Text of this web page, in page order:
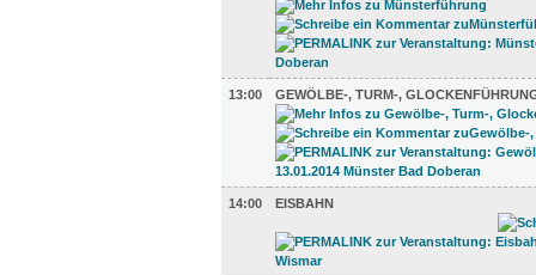
13:00 GEWÖLBE-, TURM-,
14:00 EISBAHN